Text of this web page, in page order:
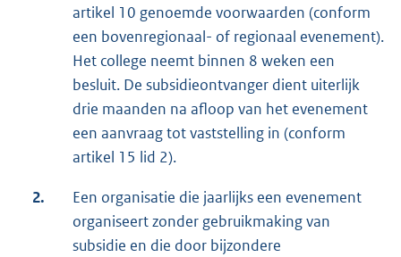
artikel 10 genoemde voorwaarden (conform
een bovenregionaal- of regionaal evenement).
Het college neemt binnen 8 weken een
besluit. De subsidieontvanger dient uiterlijk
drie maanden na afloop van het evenement
een aanvraag tot vaststelling in (conform
artikel 15 lid 2).
2.
Een organisatie die jaarlijks een evenement
organiseert zonder gebruikmaking van
subsidie en die door bijzondere